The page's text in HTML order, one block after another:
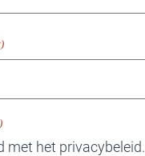
met het privacybeleid.